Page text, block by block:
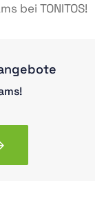
bei TONITOS!